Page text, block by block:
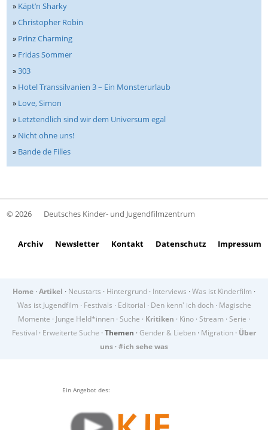
» Käpt’n Sharky
»Christopher Robin
» Prinz Charming
» Fridas Sommer
»303
» Hotel Transsilvanien 3 – Ein Monsterurlaub
» Love, Simon
» Letztendlich sind wir dem Universum egal
» Nicht ohne uns!
» Bande de Filles
© 2026 Deutsches Kinder- und Jugendfilmzentrum
Archiv Newsletter Kontakt Datenschutz Impressum
Home · Artikel · Neustarts · Hintergrund · Interviews · Was ist Kinderfilm ·
Was ist Jugendfilm · Festivals · Editorial · Den kenn' ich doch· Magische
Momente · Junge Held*innen · Suche · Kritiken · Kino · Stream · Serie ·
Festival · Erweiterte Suche · Themen · Gender & Lieben · Migration · Über
uns · #ich sehe was
Ein Angebot des: